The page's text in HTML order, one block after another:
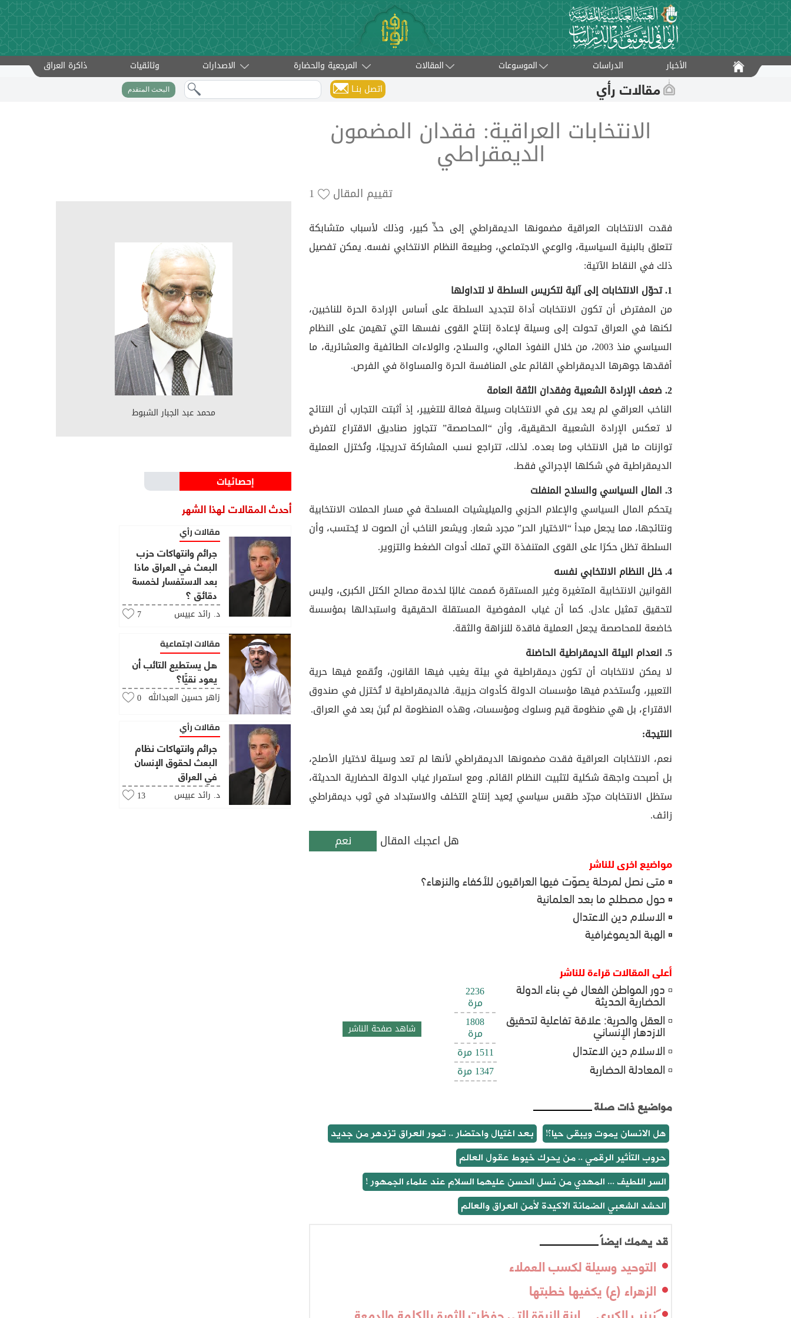
الأخبار الدراسات الموسوعات المقالات المرجعية والحضارة الاصدارات وثائقيات ذاكرة العراق
البحث المتقدم اتصل بنــا مقالات رأي
الانتخابات العراقية: فقدان المضمون
الديمقراطي
1 تقييم المقال
فقدت الانتخابات العراقية مضمونها الديمقراطي إلى حدٍّ كبير، وذلك لأسباب متشابكة
تتعلق بالبنية السياسية، والوعي الاجتماعي، وطبيعة النظام الانتخابي نفسه. يمكن تفصيل
ذلك في النقاط الآتية:
1. تحوّل الانتخابات إلى آلية لتكريس السلطة لا لتداولها
من المفترض أن تكون الانتخابات أداة لتجديد السلطة على أساس الإرادة الحرة للناخبين،
لكنها في العراق تحولت إلى وسيلة لإعادة إنتاج القوى نفسها التي تهيمن على النظام
السياسي منذ 2003، من خلال النفوذ المالي، والسلاح، والولاءات الطائفية والعشائرية، ما
أفقدها جوهرها الديمقراطي القائم على المنافسة الحرة والمساواة في الفرص.
2. ضعف الإرادة الشعبية وفقدان الثقة العامة
الناخب العراقي لم يعد يرى في الانتخابات وسيلة فعالة للتغيير، إذ أثبتت التجارب أن النتائج
لا تعكس الإرادة الشعبية الحقيقية، وأن “المحاصصة” تتجاوز صناديق الاقتراع لتفرض
توازنات ما قبل الانتخاب وما بعده. لذلك، تتراجع نسب المشاركة تدريجيًا، وتُختزل العملية
الديمقراطية في شكلها الإجرائي فقط.
3. المال السياسي والسلاح المنفلت
يتحكم المال السياسي والإعلام الحزبي والميليشيات المسلحة في مسار الحملات الانتخابية
ونتائجها، مما يجعل مبدأ “الاختيار الحر” مجرد شعار. ويشعر الناخب أن الصوت لا يُحتسب، وأن
السلطة تظل حكرًا على القوى المتنفذة التي تملك أدوات الضغط والتزوير.
4. خلل النظام الانتخابي نفسه
القوانين الانتخابية المتغيرة وغير المستقرة صُممت غالبًا لخدمة مصالح الكتل الكبرى، وليس
لتحقيق تمثيل عادل. كما أن غياب المفوضية المستقلة الحقيقية واستبدالها بمؤسسة
خاضعة للمحاصصة يجعل العملية فاقدة للنزاهة والثقة.
5. انعدام البيئة الديمقراطية الحاضنة
لا يمكن لانتخابات أن تكون ديمقراطية في بيئة يغيب فيها القانون، وتُقمع فيها حرية
التعبير، وتُستخدم فيها مؤسسات الدولة كأدوات حزبية. فالديمقراطية لا تُختزل في صندوق
الاقتراع، بل هي منظومة قيم وسلوك ومؤسسات، وهذه المنظومة لم تُبنَ بعد في العراق.
النتيجة:
نعم، الانتخابات العراقية فقدت مضمونها الديمقراطي لأنها لم تعد وسيلة لاختيار الأصلح،
بل أصبحت واجهة شكلية لتثبيت النظام القائم. ومع استمرار غياب الدولة الحضارية الحديثة،
ستظل الانتخابات مجرّد طقس سياسي يُعيد إنتاج التخلف والاستبداد في ثوب ديمقراطي
زائف.
نعم هل اعجبك المقال
مواضيع اخرى للناشر
متى نصل لمرحلة يصوّت فيها العراقيون للأكفاء والنزهاء؟
حول مصطلح ما بعد العلمانية
الاسلام دين الاعتدال
الهبة الديموغرافية
أعلى المقالات قراءة للناشر
دور المواطن الفعال في بناء الدولة
الحضارية الحديثة 2236
مرة
العقل والحرية: علاقة تفاعلية لتحقيق
الازدهار الإنساني 1808
مرة
الاسلام دين الاعتدال 1511 مرة
المعادلة الحضارية 1347 مرة
شاهد صفحة الناشر
محمد عبد الجبار الشبوط
إحصائيات
أحدث المقالات لهذا الشهر
مقالات رأي
جرائم وانتهاكات حزب
البعث في العراق ماذا
بعد الاستفسار لخمسة
دقائق ؟
د. رائد عبيس 7
مقالات اجتماعية
هل يستطيع التائب أن
يعود نقيًّا؟
زاهر حسين العبدالله 0
مقالات رأي
جرائم وانتهاكات نظام
البعث لحقوق الإنسان
في العراق
د. رائد عبيس 13
مواضيع ذات صلة
هل الانسان يموت ويبقى حيا؟! بعد اغتيال واحتضار .. تمور العراق تزدهر من جديد
حروب التأثير الرقمي .. من يحرك خيوط عقول العالم
السر اللطيف ... المهدي من نسل الحسن عليهما السلام عند علماء الجمهور !
الحشد الشعبي الضمانة الاكيدة لأمن العراق والعالم
قد يهمك ايضاً
التوحيد وسيلة لكسب العملاء
الزهراء (ع) يكفيها خطبتها